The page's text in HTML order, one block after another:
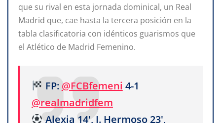
que su rival en esta jornada dominical, un Real
Madrid que, cae hasta la tercera posición en la
tabla clasificatoria con idénticos guarismos que
el Atlético de Madrid Femenino.
FP: @FCBfemeni 4-1
@realmadridfem
Alexia 14', J. Hermoso 23',